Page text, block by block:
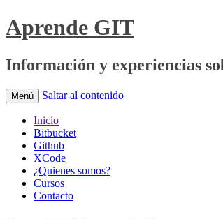
Aprende GIT
Información y experiencias
Menú Saltar al contenido
Inicio
Bitbucket
Github
XCode
¿Quienes somos?
Cursos
Contacto